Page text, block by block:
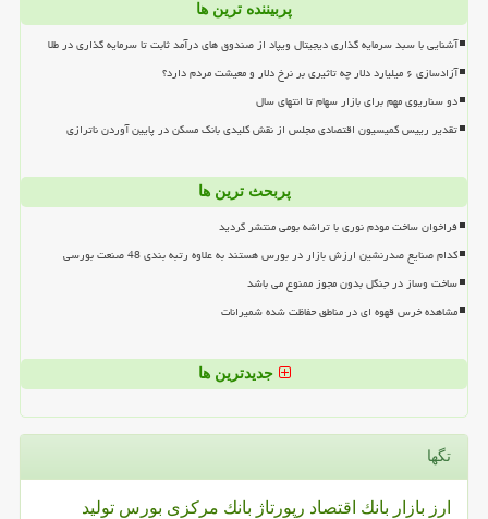
پربیننده ترین ها
آشنایی با سبد سرمایه گذاری دیجیتال ویپاد از صندوق های درآمد ثابت تا سرمایه گذاری در طلا
آزادسازی ۶ میلیارد دلار چه تاثیری بر نرخ دلار و معیشت مردم دارد؟
دو سناریوی مهم برای بازار سهام تا انتهای سال
تقدیر رییس کمیسیون اقتصادی مجلس از نقش کلیدی بانک مسکن در پایین آوردن ناترازی
پربحث ترین ها
فراخوان ساخت مودم نوری با تراشه بومی منتشر گردید
کدام صنایع صدرنشین ارزش بازار در بورس هستند به علاوه رتبه بندی 48 صنعت بورسی
ساخت وساز در جنگل بدون مجوز ممنوع می باشد
مشاهده خرس قهوه ای در مناطق حفاظت شده شمیرانات
جدیدترین ها
تگها
ارز بازار بانك اقتصاد رپورتاژ بانك مركزی بورس تولید